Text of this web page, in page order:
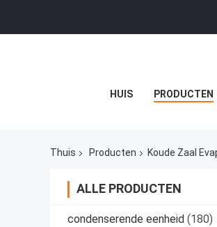
HUIS PRODUCTEN
Thuis Producten Koude Zaal
ALLE PRODUCTEN
condenserende eenheid (180)